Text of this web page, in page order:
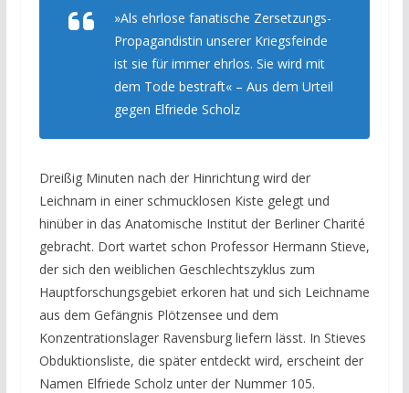
»Als ehrlose fanatische Zersetzungs-
Propagandistin unserer Kriegsfeinde
ist sie für immer ehrlos. Sie wird mit
dem Tode bestraft« – Aus dem Urteil
gegen Elfriede Scholz
Dreißig Minuten nach der Hinrichtung wird der
Leichnam in einer schmucklosen Kiste gelegt und
hinüber in das Anatomische Institut der Berliner Charité
gebracht. Dort wartet schon Professor Hermann Stieve,
der sich den weiblichen Geschlechtszyklus zum
Hauptforschungsgebiet erkoren hat und sich Leichname
aus dem Gefängnis Plötzensee und dem
Konzentrationslager Ravensburg liefern lässt. In Stieves
Obduktionsliste, die später entdeckt wird, erscheint der
Namen Elfriede Scholz unter der Nummer 105.